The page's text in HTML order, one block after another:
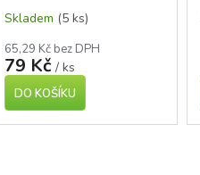
Skladem (5 ks)
65,29 Kč bez DPH
79 Kč / ks
DO KOŠÍKU